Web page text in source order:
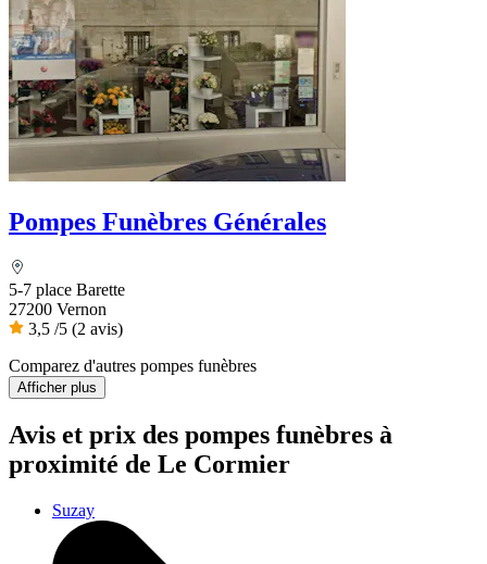
Pompes Funèbres Générales
5-7 place Barette
27200 Vernon
3,5 /5 (2 avis)
Comparez d'autres pompes funèbres
Afficher plus
Avis et prix des pompes funèbres à
proximité de Le Cormier
Suzay